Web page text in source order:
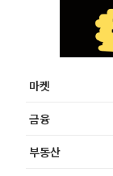
마켓
금융
부동산